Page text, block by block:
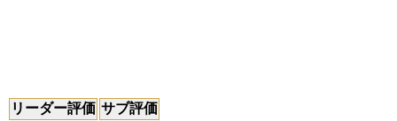
リーダー評価 サブ評価